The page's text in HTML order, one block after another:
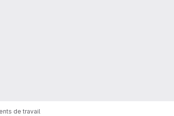
de travail